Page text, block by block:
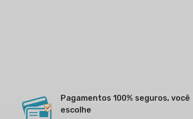
Pagamentos 100% seguros, você
escolhe